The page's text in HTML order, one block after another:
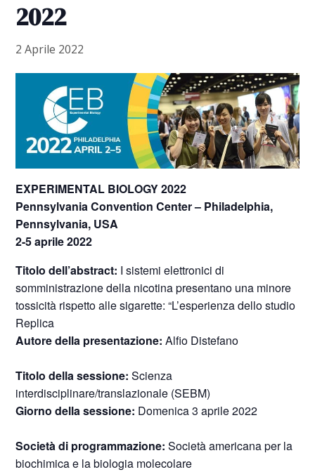
2022
2 Aprile 2022
EXPERIMENTAL BIOLOGY 2022
Pennsylvania Convention Center – Philadelphia,
Pennsylvania, USA
2-5 aprile 2022
Titolo dell’abstract: I sistemi elettronici di
somministrazione della nicotina presentano una minore
tossicità rispetto alle sigarette: “L’esperienza dello studio
Replica
Autoredella presentazione: Alfio Distefano
Titolo della sessione: Scienza
interdisciplinare/translazionale (SEBM)
Giorno della sessione: Domenica 3 aprile 2022
Società di programmazione: Società americana per la
biochimica e la biologia molecolare